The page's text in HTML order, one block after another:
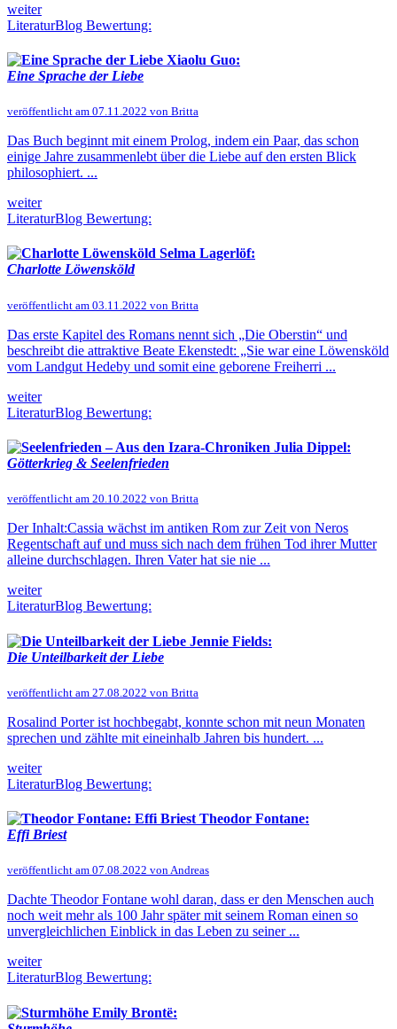
weiter
LiteraturBlog Bewertung:
Xiaolu Guo:
Eine Sprache der Liebe
veröffentlicht am 07.11.2022 von Britta
Das Buch beginnt mit einem Prolog, indem ein Paar, das schon
einige Jahre zusammenlebt über die Liebe auf den ersten Blick
philosophiert. ...
weiter
LiteraturBlog Bewertung:
Selma Lagerlöf:
Charlotte Löwensköld
veröffentlicht am 03.11.2022 von Britta
Das erste Kapitel des Romans nennt sich „Die Oberstin“ und
beschreibt die attraktive Beate Ekenstedt: „Sie war eine Löwensköld
vom Landgut Hedeby und somit eine geborene Freiherri ...
weiter
LiteraturBlog Bewertung:
Julia Dippel:
Götterkrieg & Seelenfrieden
veröffentlicht am 20.10.2022 von Britta
Der Inhalt:Cassia wächst im antiken Rom zur Zeit von Neros
Regentschaft auf und muss sich nach dem frühen Tod ihrer Mutter
alleine durchschlagen. Ihren Vater hat sie nie ...
weiter
LiteraturBlog Bewertung:
Jennie Fields:
Die Unteilbarkeit der Liebe
veröffentlicht am 27.08.2022 von Britta
Rosalind Porter ist hochbegabt, konnte schon mit neun Monaten
sprechen und zählte mit eineinhalb Jahren bis hundert. ...
weiter
LiteraturBlog Bewertung:
Theodor Fontane:
Effi Briest
veröffentlicht am 07.08.2022 von Andreas
Dachte Theodor Fontane wohl daran, dass er den Menschen auch
noch weit mehr als 100 Jahr später mit seinem Roman einen so
unvergleichlichen Einblick in das Leben zu seiner ...
weiter
LiteraturBlog Bewertung:
Emily Brontë: